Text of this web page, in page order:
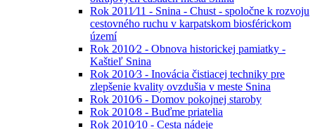
Rok 2011⁄11 - Snina - Chust - spoločne k rozvoju
cestovného ruchu v karpatskom biosférickom
území
Rok 2010⁄2 - Obnova historickej pamiatky -
Kaštieľ Snina
Rok 2010⁄3 - Inovácia čistiacej techniky pre
zlepšenie kvality ovzdušia v meste Snina
Rok 2010⁄6 - Domov pokojnej staroby
Rok 2010⁄8 - Buďme priatelia
Rok 2010⁄10 - Cesta nádeje